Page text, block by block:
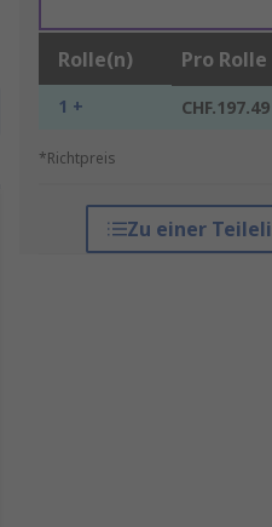
Rolle(n) Pro Rolle
1 + CHF.197.49
*Richtpreis
Zu einer